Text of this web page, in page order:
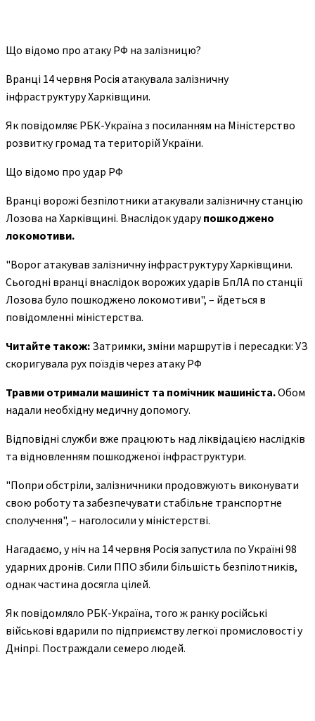
Що відомо про атаку РФ на залізницю?
Вранці 14 червня Росія атакувала залізничну
інфраструктуру Харківщини.
Як повідомляє РБК-Україна з посиланням на Міністерство
розвитку громад та територій України.
Що відомо про удар РФ
Вранці ворожі безпілотники атакували залізничну станцію
Лозова на Харківщині. Внаслідок ударупошкоджено
локомотиви.
"Ворог атакував залізничну інфраструктуру Харківщини.
Сьогодні вранці внаслідок ворожих ударів БпЛА по станції
Лозова було пошкоджено локомотиви", – йдеться в
повідомленні міністерства.
Читайте також: Затримки, зміни маршрутів і пересадки: УЗ
скоригувала рух поїздів через атаку РФ
Травми отримали машиніст та помічник машиніста.Обом
надали необхідну медичну допомогу.
Відповідні служби вже працюють над ліквідацією наслідків
та відновленням пошкодженої інфраструктури.
"Попри обстріли, залізничники продовжують виконувати
свою роботу та забезпечувати стабільне транспортне
сполучення", – наголосили у міністерстві.
Нагадаємо, у ніч на 14 червня Росія запустила по Україні 98
ударних дронів. Сили ППО збили більшість безпілотників,
однак частина досягла цілей.
Як повідомляло РБК-Україна, того ж ранку російські
військові вдарили по підприємству легкої промисловості у
Дніпрі. Постраждали семеро людей.